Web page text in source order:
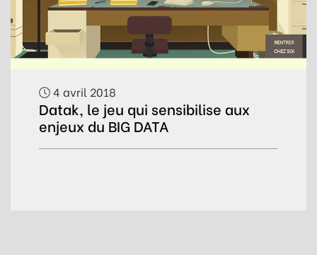
4 avril 2018
Datak, le jeu qui sensibilise aux
enjeux du BIG DATA